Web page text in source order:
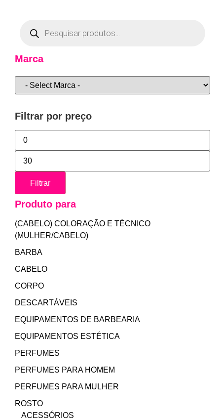
Marca
Filtrar por preço
Filtrar
Produto para
(CABELO) COLORAÇÃO E TÉCNICO
(MULHER/CABELO)
BARBA
CABELO
CORPO
DESCARTÁVEIS
EQUIPAMENTOS DE BARBEARIA
EQUIPAMENTOS ESTÉTICA
PERFUMES
PERFUMES PARA HOMEM
PERFUMES PARA MULHER
ROSTO
ACESSÓRIOS